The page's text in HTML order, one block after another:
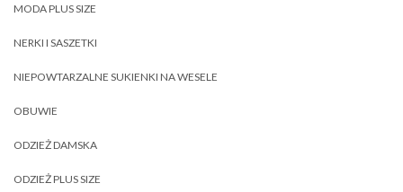
MODA PLUS SIZE
NERKI I SASZETKI
NIEPOWTARZALNE SUKIENKI NA WESELE
OBUWIE
ODZIEŻ DAMSKA
ODZIEŻ PLUS SIZE